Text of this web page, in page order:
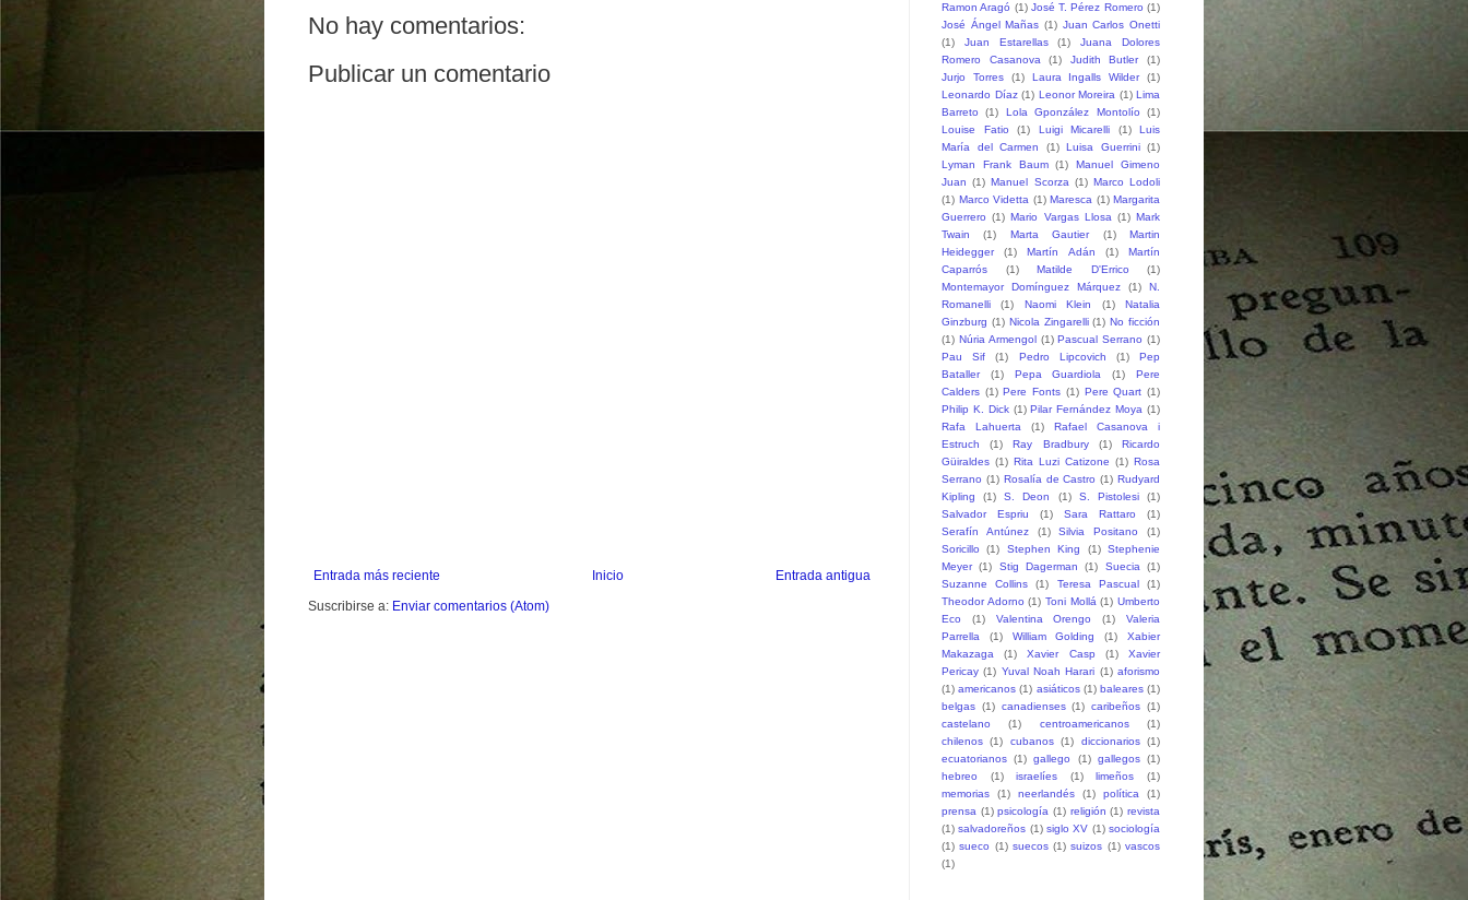
No hay comentarios:
Publicar un comentario
Entrada más reciente Entrada antigua
Inicio
Suscribirse a: Enviar comentarios (Atom)
Ramon Aragó (1) José T. Pérez Romero (1)
José Ángel Mañas (1) Juan Carlos Onetti
(1)
Juan Estarellas (1)
Juana Dolores
Romero Casanova
(1) Judith Butler
(1)
Jurjo Torres
(1) Laura Ingalls Wilder
(1)
Leonardo Díaz (1) Leonor Moreira (1) Lima
Barreto
(1) Lola Gponzález Montolío
(1)
Louise Fatio
(1) Luigi Micarelli (1)
Luis
María del Carmen
(1) Luisa Guerrini (1)
Lyman Frank Baum
(1)
Manuel Gimeno
Juan (1) Manuel Scorza (1) Marco Lodoli
(1) Marco Videtta (1) Maresca (1) Margarita
Guerrero (1) Mario Vargas Llosa (1) Mark
Twain
(1) Marta Gautier (1)
Martin
Heidegger
(1) Martín Adán (1)
Martín
Caparrós
(1) Matilde D'Errico
(1)
Montemayor Domínguez Márquez
(1)
N.
Romanelli
(1) Naomi Klein (1)
Natalia
Ginzburg (1) Nicola Zingarelli (1) No ficción
(1) Núria Armengol (1) Pascual Serrano (1)
Pau Sif
(1) Pedro Lipcovich (1)
Pep
Bataller
(1) Pepa Guardiola (1)
Pere
Calders (1) Pere Fonts (1) Pere Quart (1)
Philip K. Dick (1) Pilar Fernández Moya (1)
Rafa Lahuerta
(1)
Rafael Casanova i
Estruch
(1) Ray Bradbury (1)
Ricardo
Güiraldes (1) Rita Luzi Catizone (1) Rosa
Serrano (1) Rosalía de Castro (1) Rudyard
Kipling
(1) S. Deon (1) S. Pistolesi
(1)
Salvador Espriu
(1) Sara Rattaro
(1)
Serafín Antúnez
(1) Silvia Positano
(1)
Soricillo
(1) Stephen King (1) Stephenie
Meyer (1) Stig Dagerman (1) Suecia
(1)
Suzanne Collins
(1) Teresa Pascual
(1)
Theodor Adorno (1) Toni Mollá (1) Umberto
Eco
(1) Valentina Orengo (1)
Valeria
Parrella
(1) William Golding (1)
Xabier
Makazaga
(1) Xavier Casp (1)
Xavier
Pericay (1) Yuval Noah Harari (1) aforismo
(1) americanos (1) asiáticos (1) baleares (1)
belgas (1) canadienses (1) caribeños (1)
castelano
(1) centroamericanos
(1)
chilenos (1) cubanos (1) diccionarios (1)
ecuatorianos (1) gallego (1) gallegos (1)
hebreo
(1) israelíes (1) limeños
(1)
memorias
(1) neerlandés (1) política
(1)
prensa (1) psicología (1) religión (1) revista
(1) salvadoreños (1) siglo XV (1) sociología
(1) sueco (1) suecos (1) suizos (1) vascos
(1)